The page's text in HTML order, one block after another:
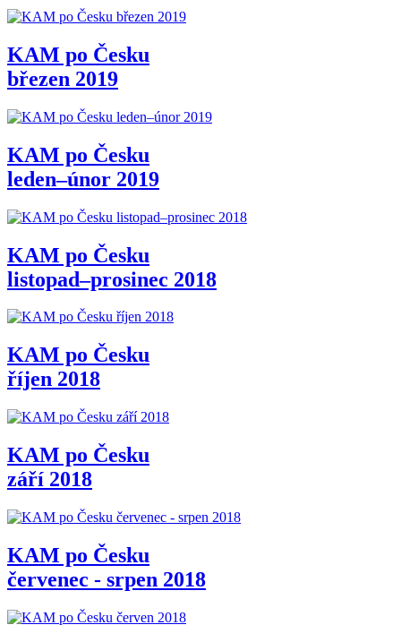
KAM po Česku
březen 2019
KAM po Česku
leden–únor 2019
KAM po Česku
listopad–prosinec 2018
KAM po Česku
říjen 2018
KAM po Česku
září 2018
KAM po Česku
červenec - srpen 2018